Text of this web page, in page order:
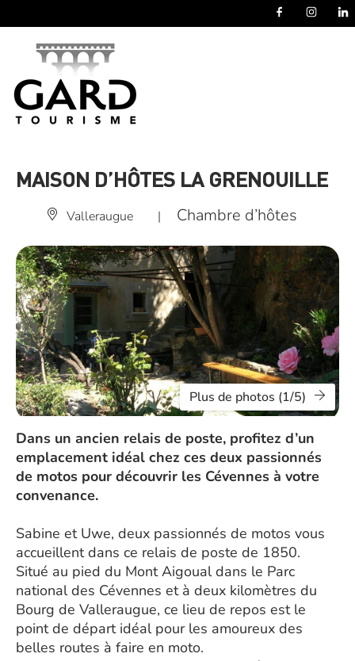
MAISON D’HÔTES LA GRENOUILLE
Valleraugue | Chambre d’hôtes
Plus de photos (1/5)
Dans un ancien relais de poste, profitez d’un
emplacement idéal chez ces deux passionnés
de motos pour découvrir les Cévennes à votre
convenance.
Sabine et Uwe, deux passionnés de motos vous
accueillent dans ce relais de poste de 1850.
Situé au pied du Mont Aigoual dans le Parc
national des Cévennes et à deux kilomètres du
Bourg de Valleraugue, ce lieu de repos est le
point de départ idéal pour les amoureux des
belles routes à faire en moto.